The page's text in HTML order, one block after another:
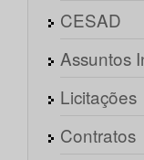
CESAD
Assuntos
Licitações
Contratos